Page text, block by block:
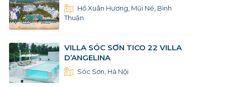
Hồ Xuân Hương, Mũi Né, Bình
Thuận
VILLA SÓC SƠN TICO 22 VILLA
D’ANGELINA
Sóc Sơn, Hà Nội